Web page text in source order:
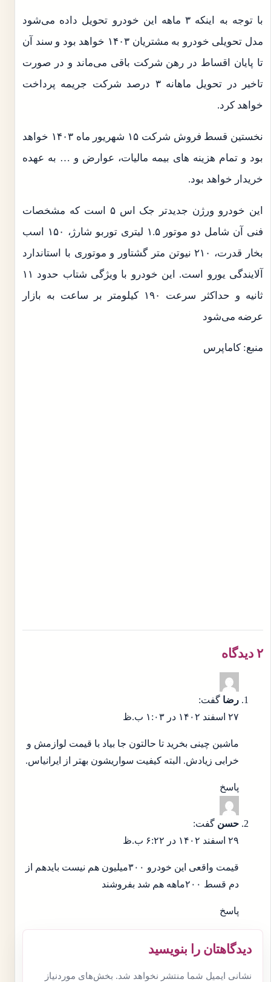
با توجه به اینکه ۳ ماهه این خودرو تحویل داده می‌شود
مدل تحویلی خودرو به مشتریان ۱۴۰۳ خواهد بود و سند آن
تا پایان اقساط در رهن شرکت باقی می‌ماند و در صورت
تاخیر در تحویل ماهانه ۳ درصد شرکت جریمه پرداخت
خواهد کرد.
نخستین قسط فروش شرکت ۱۵ شهریور ماه ۱۴۰۳ خواهد
بود و تمام هزینه های بیمه مالیات، عوارض و … به عهده
خریدار خواهد بود.
این خودرو ورژن جدیدتر جک اس ۵ است که مشخصات
فنی آن شامل دو موتور ۱.۵ لیتری توربو شارژ، ۱۵۰ اسب
بخار قدرت، ۲۱۰ نیوتن متر گشتاور و موتوری با استاندارد
آلایندگی یورو است. این خودرو با ویژگی شتاب حدود ۱۱
ثانیه و حداکثر سرعت ۱۹۰ کیلومتر بر ساعت به بازار
عرضه می‌شود
منبع: کاماپرس
۲ دیدگاه
رضا گفت:
۲۷ اسفند ۱۴۰۲ در ۱:۰۳ ب.ظ
ماشین چینی بخرید تا حالتون جا بیاد با قیمت لوازمش و
خرابی زیادش. البته کیفیت سواریشون بهتر از ایرانیاس.
پاسخ
حسن گفت:
۲۹ اسفند ۱۴۰۲ در ۶:۲۲ ب.ظ
قیمت واقعی این خودرو ۳۰۰میلیون هم نیست بایدهم از
دم قسط ۲۰۰ماهه هم شد بفروشند
پاسخ
دیدگاهتان را بنویسید
نشانی ایمیل شما منتشر نخواهد شد. بخش‌های موردنیاز